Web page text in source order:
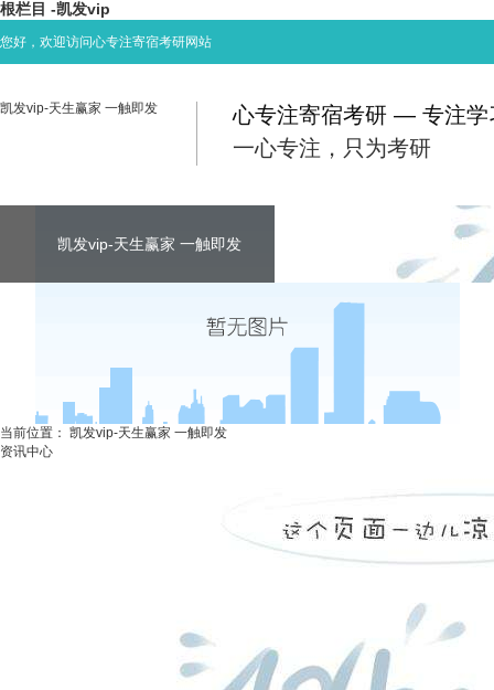
根栏目 -凯发vip
您好，欢迎访问心专注寄宿考研网站
凯发vip-天生赢家 一触即发
心专注寄宿考研 — 专注学
一心专注，只为考研
凯发vip-天生赢家 一触即发 凯发vip-天生赢家 一触即发
凯发vip-天生赢家 一触即发 考研资讯
当前位置： 凯发vip-天生赢家 一触即发
资讯中心